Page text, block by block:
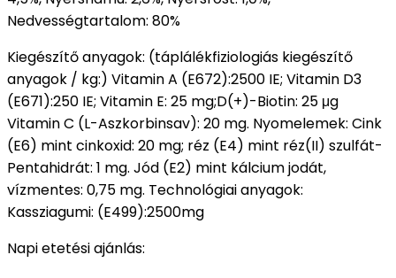
Nedvességtartalom: 80%
Kiegészítő anyagok: (táplálékfiziologiás kiegészítő
anyagok / kg:) Vitamin A (E672):2500 IE; Vitamin D3
(E671):250 IE; Vitamin E: 25 mg;D(+)-Biotin: 25 μg
Vitamin C (L-Aszkorbinsav): 20 mg. Nyomelemek: Cink
(E6) mint cinkoxid: 20 mg; réz (E4) mint réz(II) szulfát-
Pentahidrát: 1 mg. Jód (E2) mint kálcium jodát,
vízmentes: 0,75 mg. Technológiai anyagok:
Kassziagumi: (E499):2500mg
Napi etetési ajánlás: